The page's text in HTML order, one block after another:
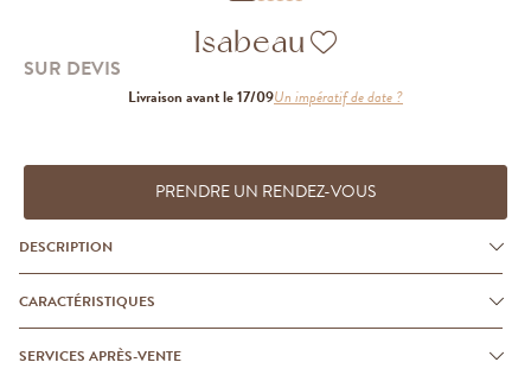
Isabeau
SUR DEVIS
Livraison avant le 17/09Un impératif de date ?
PRENDRE UN RENDEZ-VOUS
DESCRIPTION
CARACTÉRISTIQUES
SERVICES APRÈS-VENTE